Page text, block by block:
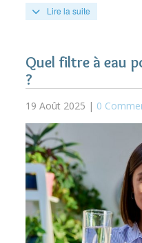
Lire la suite
Quel filtre à eau
?
19 Août 2025 | 0